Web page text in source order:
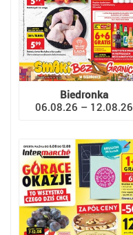
Biedronka
06.08.26 – 12.08.26